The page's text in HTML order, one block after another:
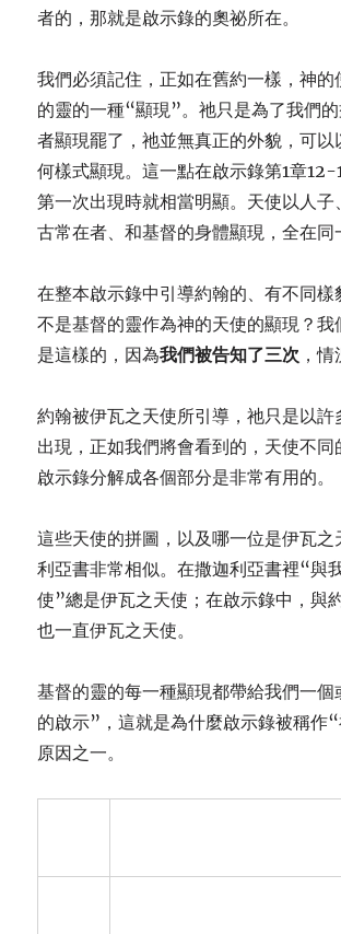
者的，那就是啟示錄的奧祕所在。
我們必須記住，正如在舊約一樣，神的
的靈的一種“顯現”。祂只是為了我們
者顯現罷了，祂並無真正的外貌，可以
何樣式顯現。這一點在啟示錄第1章
第一次出現時就相當明顯。天使以人子
古常在者、和基督的身體顯現，全在同
在整本啟示錄中引導約翰的、有不同樣
不是基督的靈作為神的天使的顯現？我
是這樣的，因為我們被告知了三次 ，
約翰被伊瓦之天使所引導，祂只是以許
出現，正如我們將會看到的，天使不同
啟示錄分解成各個部分是非常有用的。
這些天使的拼圖，以及哪一位是伊瓦之
利亞書非常相似。在撒迦利亞書裡“與
使”總是伊瓦之天使；在啟示錄中，與
也一直伊瓦之天使。
基督的靈的每一種顯現都帶給我們一個
的啟示”，這就是為什麼啟示錄被稱作
原因之一。